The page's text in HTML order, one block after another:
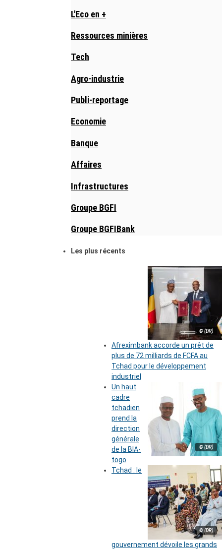
L'Eco en +
Ressources minières
Tech
Agro-industrie
Publi-reportage
Economie
Banque
Affaires
Infrastructures
Groupe BGFI
Groupe BGFIBank
Les plus récents
© (DR)
Afreximbank accorde un prêt de
plus de 72 milliards de FCFA au
Tchad pour le développement
industriel
© (DR)
Un haut
cadre
tchadien
prend la
direction
générale
de la BIA-
togo
© (DR)
Tchad : le
gouvernement dévoile les grands